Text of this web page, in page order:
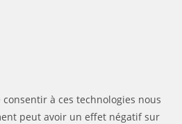
à ces technologies nous
peut avoir un effet négatif sur